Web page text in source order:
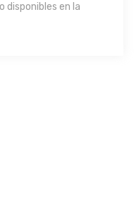
disponibles en la